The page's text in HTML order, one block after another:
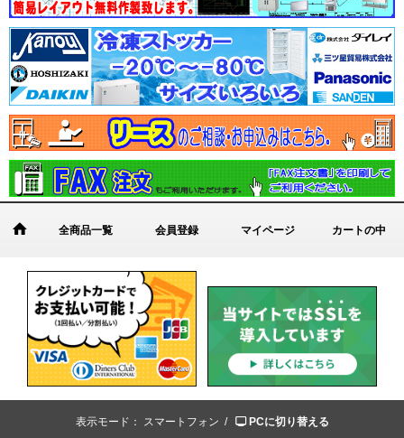
全商品一覧 会員登録 マイページ カートの中
表示モード： スマートフォン / PCに切り替える